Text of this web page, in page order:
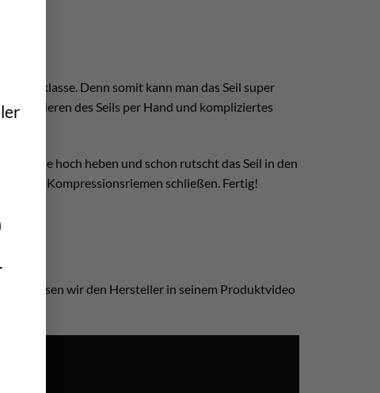
echt klasse. Denn somit kann man das Seil super
des Seils per Hand und kompliziertes
Plane hoch heben und schon rutscht das Seil in den
den Kompressionsriemen schließen. Fertig!
lassen wir den Hersteller in seinem Produktvideo